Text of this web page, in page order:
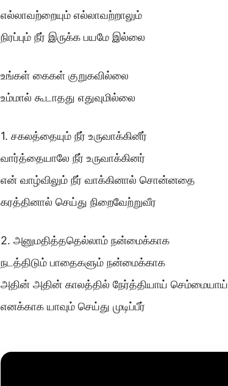
எல்லாவற்றையும் எல்லாவற்றாலும்
நிரப்பும் நீர் இருக்க பயமே இல்லை
உங்கள் கைகள் குறுகவில்லை
உம்மால் கூடாதது எதுவுமில்லை
1. சகலத்தையும் நீர் உருவாக்கினீர்
வார்த்தையாலே நீர் உருவாக்கினர்
என் வாழ்விலும் நீர் வாக்கினால் சொன்னதை
கரத்தினால் செய்து நிறைவேற்றுவீர
2. அனுமதித்ததெல்லாம் நன்மைக்காக
நடத்திடும் பாதைகளும் நன்மைக்காக
அதின் அதின் காலத்தில் நேர்த்தியாய் செம்மையாய்
எனக்காக யாவும் செய்து முடிப்பீர்